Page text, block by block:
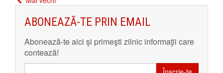
ABONEAZĂ-TE PRIN EMAIL
Abonează-te aici și primeşti zilnic informaţii care
contează!